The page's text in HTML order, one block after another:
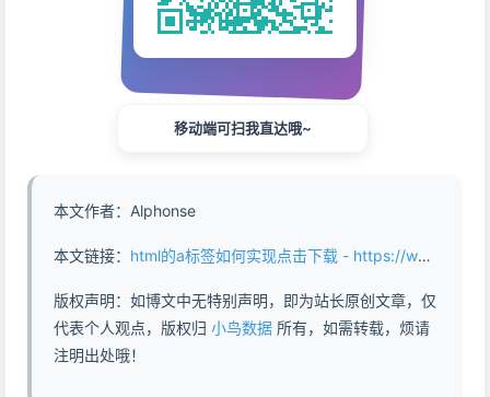
移动端可扫我直达哦~
本文作者：Alphonse
本文链接： html的a标签如何实现点击下载 - https://www.abddb.com/How_to_implement_click_download_of_HTML_A_tags.html
版权声明：如博文中无特别声明，即为站长原创文章，仅
代表个人观点，版权归 小鸟数据 所有，如需转载，烦请
注明出处哦！